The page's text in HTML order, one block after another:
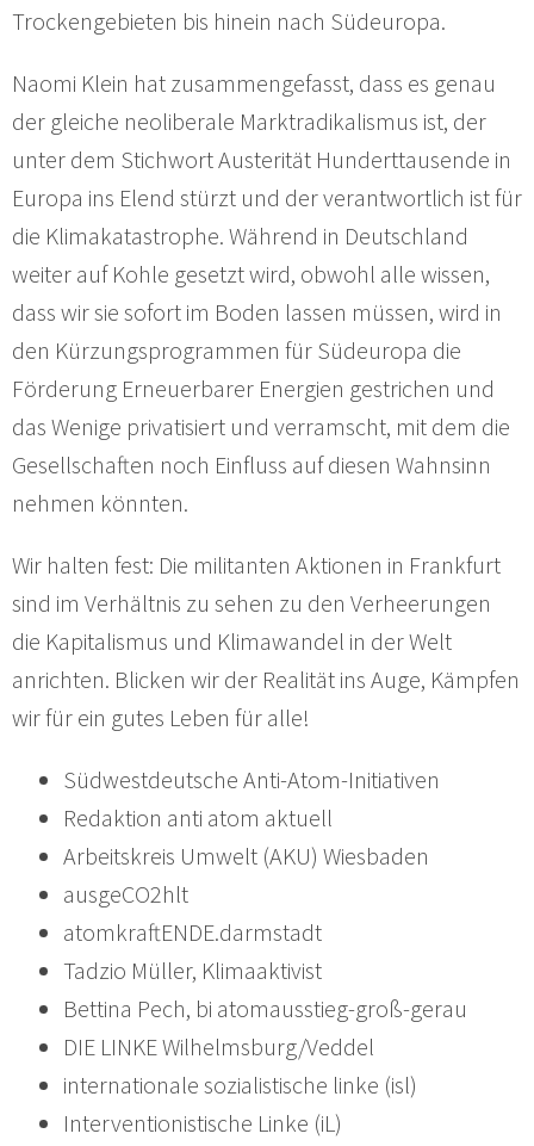
Trockengebieten bis hinein nach Südeuropa.
Naomi Klein hat zusammengefasst, dass es genau
der gleiche neoliberale Marktradikalismus ist, der
unter dem Stichwort Austerität Hunderttausende in
Europa ins Elend stürzt und der verantwortlich ist für
die Klimakatastrophe. Während in Deutschland
weiter auf Kohle gesetzt wird, obwohl alle wissen,
dass wir sie sofort im Boden lassen müssen, wird in
den Kürzungsprogrammen für Südeuropa die
Förderung Erneuerbarer Energien gestrichen und
das Wenige privatisiert und verramscht, mit dem die
Gesellschaften noch Einfluss auf diesen Wahnsinn
nehmen könnten.
Wir halten fest: Die militanten Aktionen in Frankfurt
sind im Verhältnis zu sehen zu den Verheerungen
die Kapitalismus und Klimawandel in der Welt
anrichten. Blicken wir der Realität ins Auge, Kämpfen
wir für ein gutes Leben für alle!
Südwestdeutsche Anti-Atom-Initiativen
Redaktion anti atom aktuell
Arbeitskreis Umwelt (AKU) Wiesbaden
ausgeCO2hlt
atomkraftENDE.darmstadt
Tadzio Müller, Klimaaktivist
Bettina Pech, bi atomausstieg-groß-gerau
DIE LINKE Wilhelmsburg/Veddel
internationale sozialistische linke (isl)
Interventionistische Linke (iL)